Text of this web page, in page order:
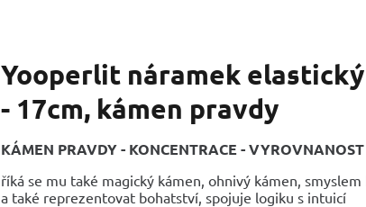
Yooperlit náramek
- 17cm, kámen pravdy
KÁMEN PRAVDY - KONCENTRACE -
říká se mu také magický kámen, ohnivý kámen,
a také reprezentovat bohatství, spojuje logiku s intuicí